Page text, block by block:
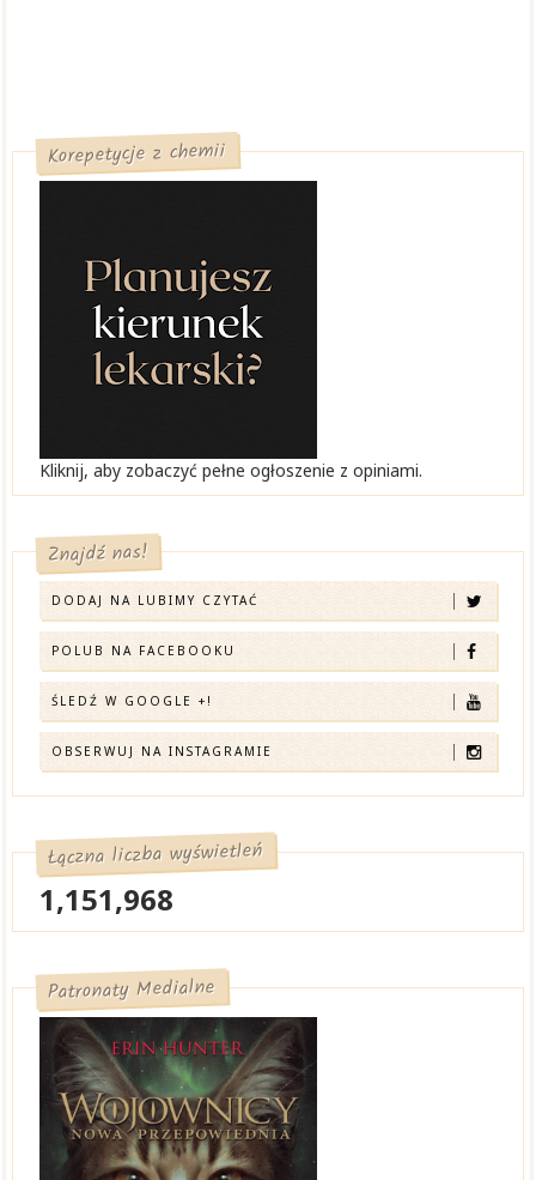
Korepetycje z chemii
Kliknij, aby zobaczyć pełne ogłoszenie z opiniami.
Znajdź nas!
DODAJ NA LUBIMY CZYTAĆ
POLUB NA FACEBOOKU
ŚLEDŹ W GOOGLE +!
OBSERWUJ NA INSTAGRAMIE
Łączna liczba wyświetleń
1,151,968
Patronaty Medialne